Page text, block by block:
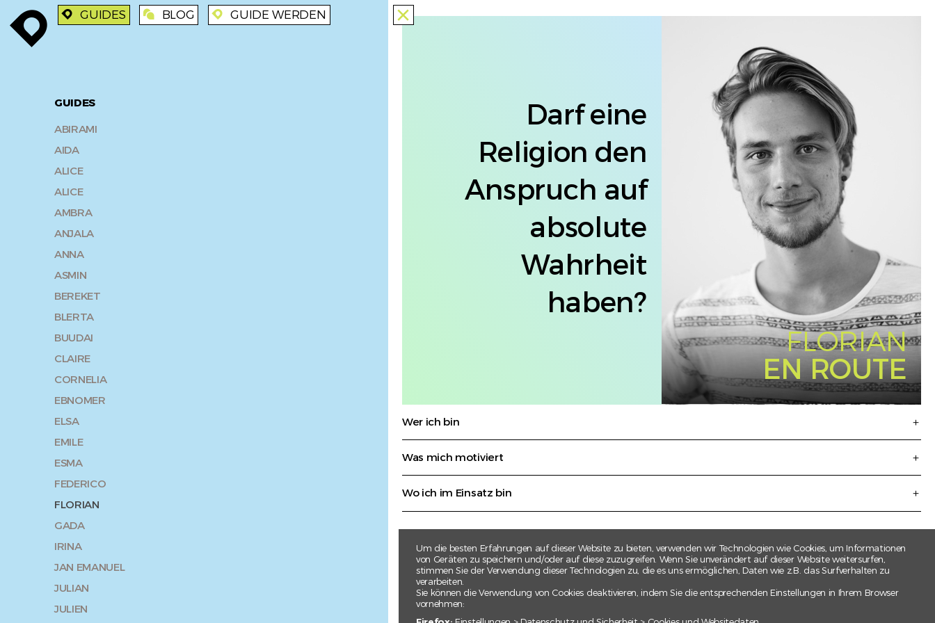
enroute enroute GUIDES blog BLOG enroute GUIDE WERDEN
GUIDES
ABIRAMI
AIDA
ALICE
ALICE
AMBRA
ANJALA
ANNA
ASMIN
BEREKET
BLERTA
BUUDAI
CLAIRE
CORNELIA
EBNOMER
ELSA
EMILE
ESMA
FEDERICO
FLORIAN
GADA
IRINA
JAN EMANUEL
JULIAN
JULIEN
close
Darf eine
Religion den
Anspruch auf
absolute
Wahrheit
haben?
FLORIAN
EN ROUTE
Wer ich bin
Was mich motiviert
Wo ich im Einsatz bin
Um die besten Erfahrungen auf dieser Website zu bieten, verwenden wir Technologien wie Cookies, um Informationen
von Geräten zu speichern und/oder auf diese zuzugreifen. Wenn Sie unverändert auf dieser Website weitersurfen,
stimmen Sie der Verwendung dieser Technologien zu, die es uns ermöglichen, Daten wie z.B. das Surfverhalten zu
verarbeiten.
Sie können die Verwendung von Cookies deaktivieren, indem Sie die entsprechenden Einstellungen in Ihrem Browser
vornehmen: